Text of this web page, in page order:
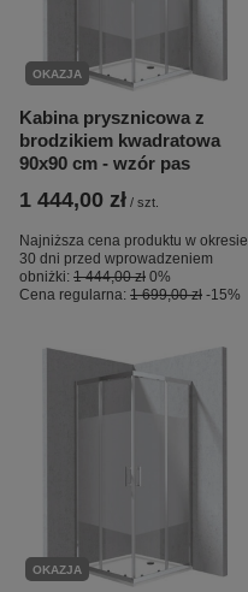
OKAZJA
Kabina prysznicowa z
brodzikiem kwadratowa
90x90 cm - wzór pas
1 444,00 zł / szt.
Najniższa cena produktu w okresie
30 dni przed wprowadzeniem
obniżki: 1 444,00 zł 0%
Cena regularna: 1 699,00 zł -15%
OKAZJA